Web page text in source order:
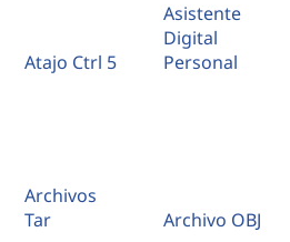
Atajo Ctrl 5
Asistente
Digital
Personal
Archivos
Tar
Archivo OBJ